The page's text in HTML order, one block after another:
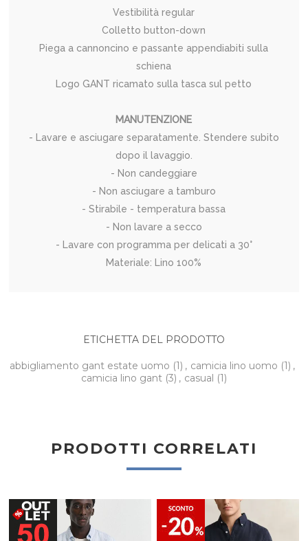
Vestibilità regular
Colletto button-down
Piega a cannoncino e passante appendiabiti sulla
schiena
Logo GANT ricamato sulla tasca sul petto
MANUTENZIONE
- Lavare e asciugare separatamente. Stendere subito
dopo il lavaggio.
- Non candeggiare
- Non asciugare a tamburo
- Stirabile - temperatura bassa
- Non lavare a secco
- Lavare con programma per delicati a 30°
Materiale: Lino 100%
ETICHETTA DEL PRODOTTO
abbigliamento gant estate uomo (1) , camicia lino uomo (1) ,
camicia lino gant (3) , casual (1)
PRODOTTI CORRELATI